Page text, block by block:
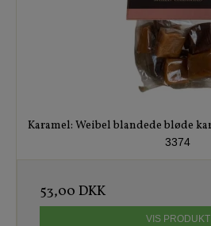
Karamel: Weibel blandede bløde
3374
53,00 DKK
VIS PRODUKT